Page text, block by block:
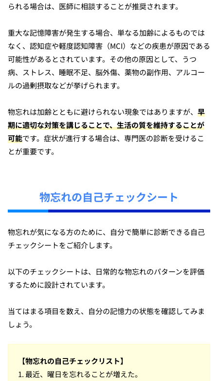
られる場合は、医師に相談することが推奨されます。
重大な記憶障害が発生する場合、単なる加齢によるものでは
なく、認知症や軽度認知障害（MCI）などの疾患が原因である
可能性があるとされています。その他の原因として、うつ
病、ストレス、睡眠不足、脳外傷、薬物の副作用、アルコー
ルの過剰摂取などが挙げられます。
物忘れは加齢とともに避けられない現象ではありますが、 早
期に適切な対策を講じることで、生活の質を維持することが
可能です。症状が進行する場合は、専門医の診断を受けるこ
とが重要です。
物忘れの自己チェックシート
物忘れが気になる方のために、自分で簡単に診断できる自己
チェックシートをご紹介します。
以下のチェックシートは、日常的な物忘れのパターンを評価
するために設計されています。
当てはまる項目を数え、自分の記憶力の状態を確認してみま
しょう。
【物忘れの自己チェックリスト】
1. 最近、曜日を忘れることが増えた。